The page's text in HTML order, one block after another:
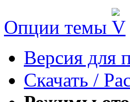
Опции темы
Версия для
Скачать /